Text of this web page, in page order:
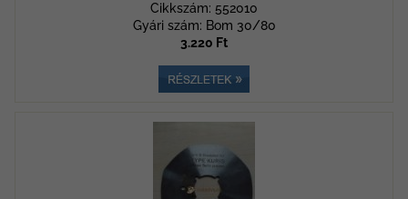
Cikkszám: 552010
Gyári szám: Bom 30/80
3.220 Ft